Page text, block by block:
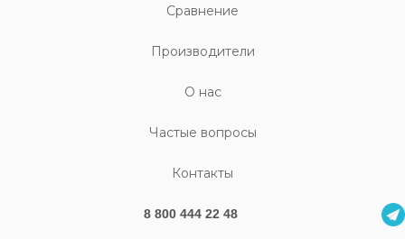
Cравнение
Производители
О нас
Частые вопросы
Контакты
8 800 444 22 48